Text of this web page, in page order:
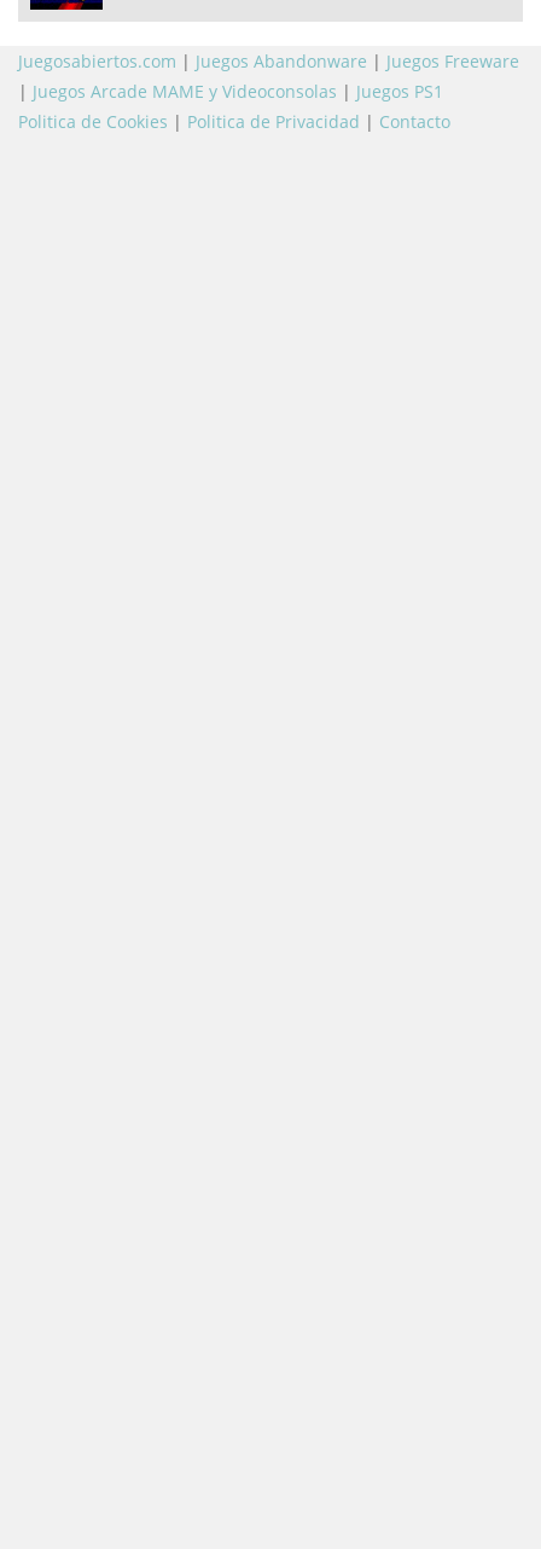
Juegosabiertos.com | Juegos Abandonware | Juegos Freeware
| Juegos Arcade MAME y Videoconsolas | Juegos PS1
Politica de Cookies | Politica de Privacidad | Contacto